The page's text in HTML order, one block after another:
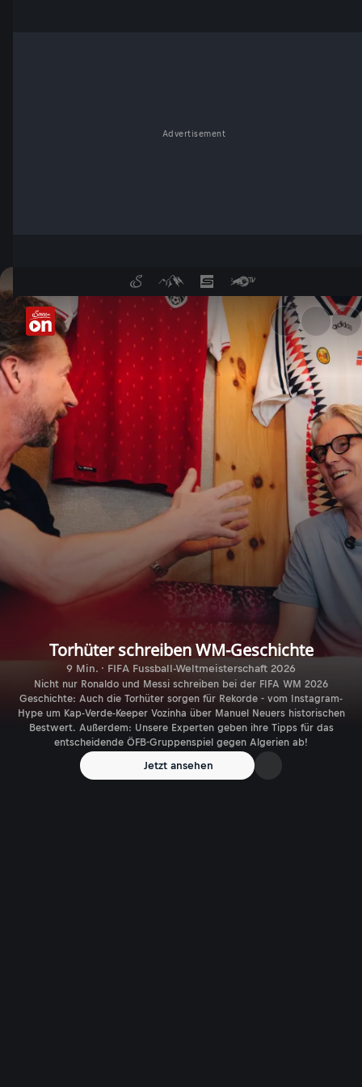
Advertisement
Nicht nur Ronaldo und
Torhüter schreiben WM-Geschichte
9 Min. · FIFA Fussball-Weltmeisterschaft 2026
Nicht nur Ronaldo und Messi schreiben bei der FIFA WM 2026
Geschichte: Auch die Torhüter sorgen für Rekorde - vom Instagram-
Hype um Kap-Verde-Keeper Vozinha über Manuel Neuers historischen
Bestwert. Außerdem: Unsere Experten geben ihre Tipps für das
entscheidende ÖFB-Gruppenspiel gegen Algerien ab!
Jetzt ansehen